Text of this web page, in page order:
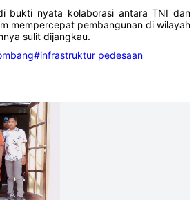
bukti nyata kolaborasi antara TNI dan
mempercepat pembangunan di wilayah
sulit dijangkau.
#infrastruktur pedesaan